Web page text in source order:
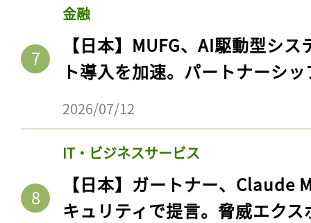
金融
【日本】MUFG、AI駆動型シ
ト導入を加速。パートナーシ
2026/07/12
IT・ビジネスサービス
【日本】ガートナー、Claude
キュリティで提言。脅威エク